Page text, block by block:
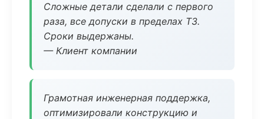
Сложные детали сделали с первого
раза, все допуски в пределах ТЗ.
Сроки выдержаны.
— Клиент компании
Грамотная инженерная поддержка,
оптимизировали конструкцию и